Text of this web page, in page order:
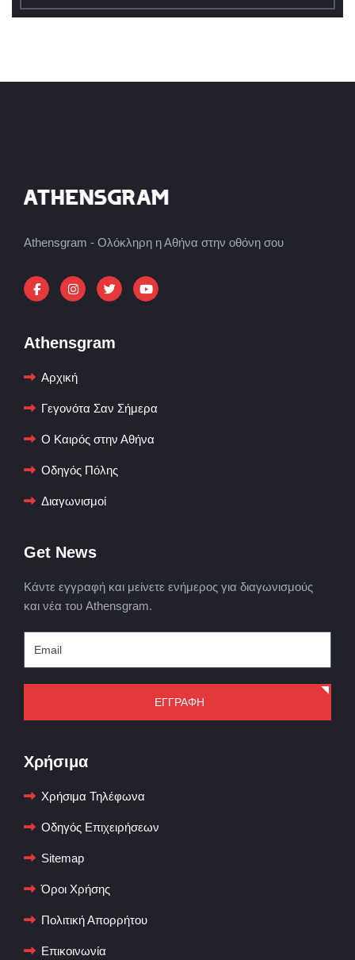
Athensgram - Ολόκληρη η Αθήνα στην οθόνη σου
Athensgram
Αρχική
Γεγονότα Σαν Σήμερα
Ο Καιρός στην Αθήνα
Οδηγός Πόλης
Διαγωνισμοί
Get News
Κάντε εγγραφή και μείνετε ενήμερος για διαγωνισμούς
και νέα του Athensgram.
ΕΓΓΡΑΦΗ
Χρήσιμα
Χρήσιμα Τηλέφωνα
Οδηγός Επιχειρήσεων
Sitemap
Όροι Χρήσης
Πολιτική Απορρήτου
Επικοινωνία